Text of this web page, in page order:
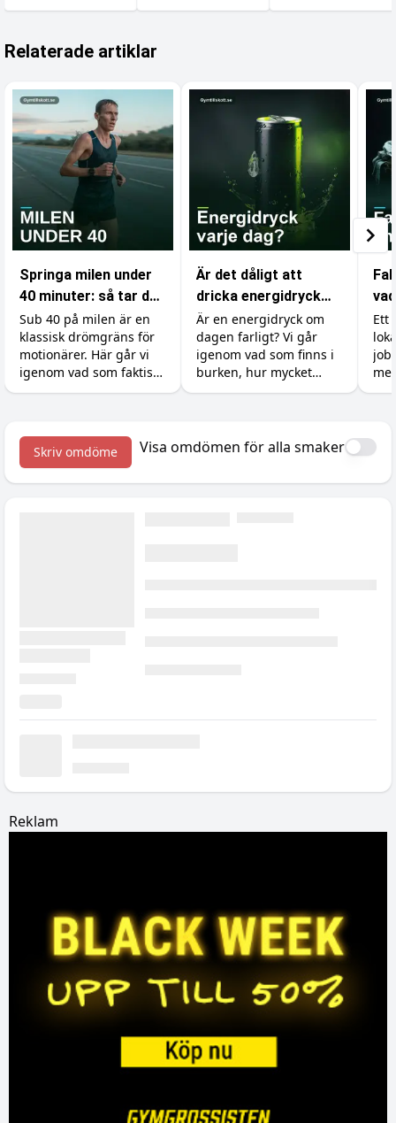
Relaterade artiklar
Springa milen under
40 minuter: så tar du
dig under
drömgränsen
Sub 40 på milen är en
klassisk drömgräns för
motionärer. Här går vi
igenom vad som faktiskt
krävs, hur du lägger
sista sekunderna.
Är det dåligt att
dricka energidryck
varje dag?
Är en energidryck om
dagen farligt? Vi går
igenom vad som finns i
burken, hur mycket
koffein du tål, varför
med tänderna och hur
Ett
Skriv omdöme Visa omdömen för alla smaker
Reklam